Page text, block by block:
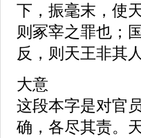
下，振毫末，使
则冢宰之罪也；
反，则天王非其人
大意
这段本字是对官
确，各尽其责。